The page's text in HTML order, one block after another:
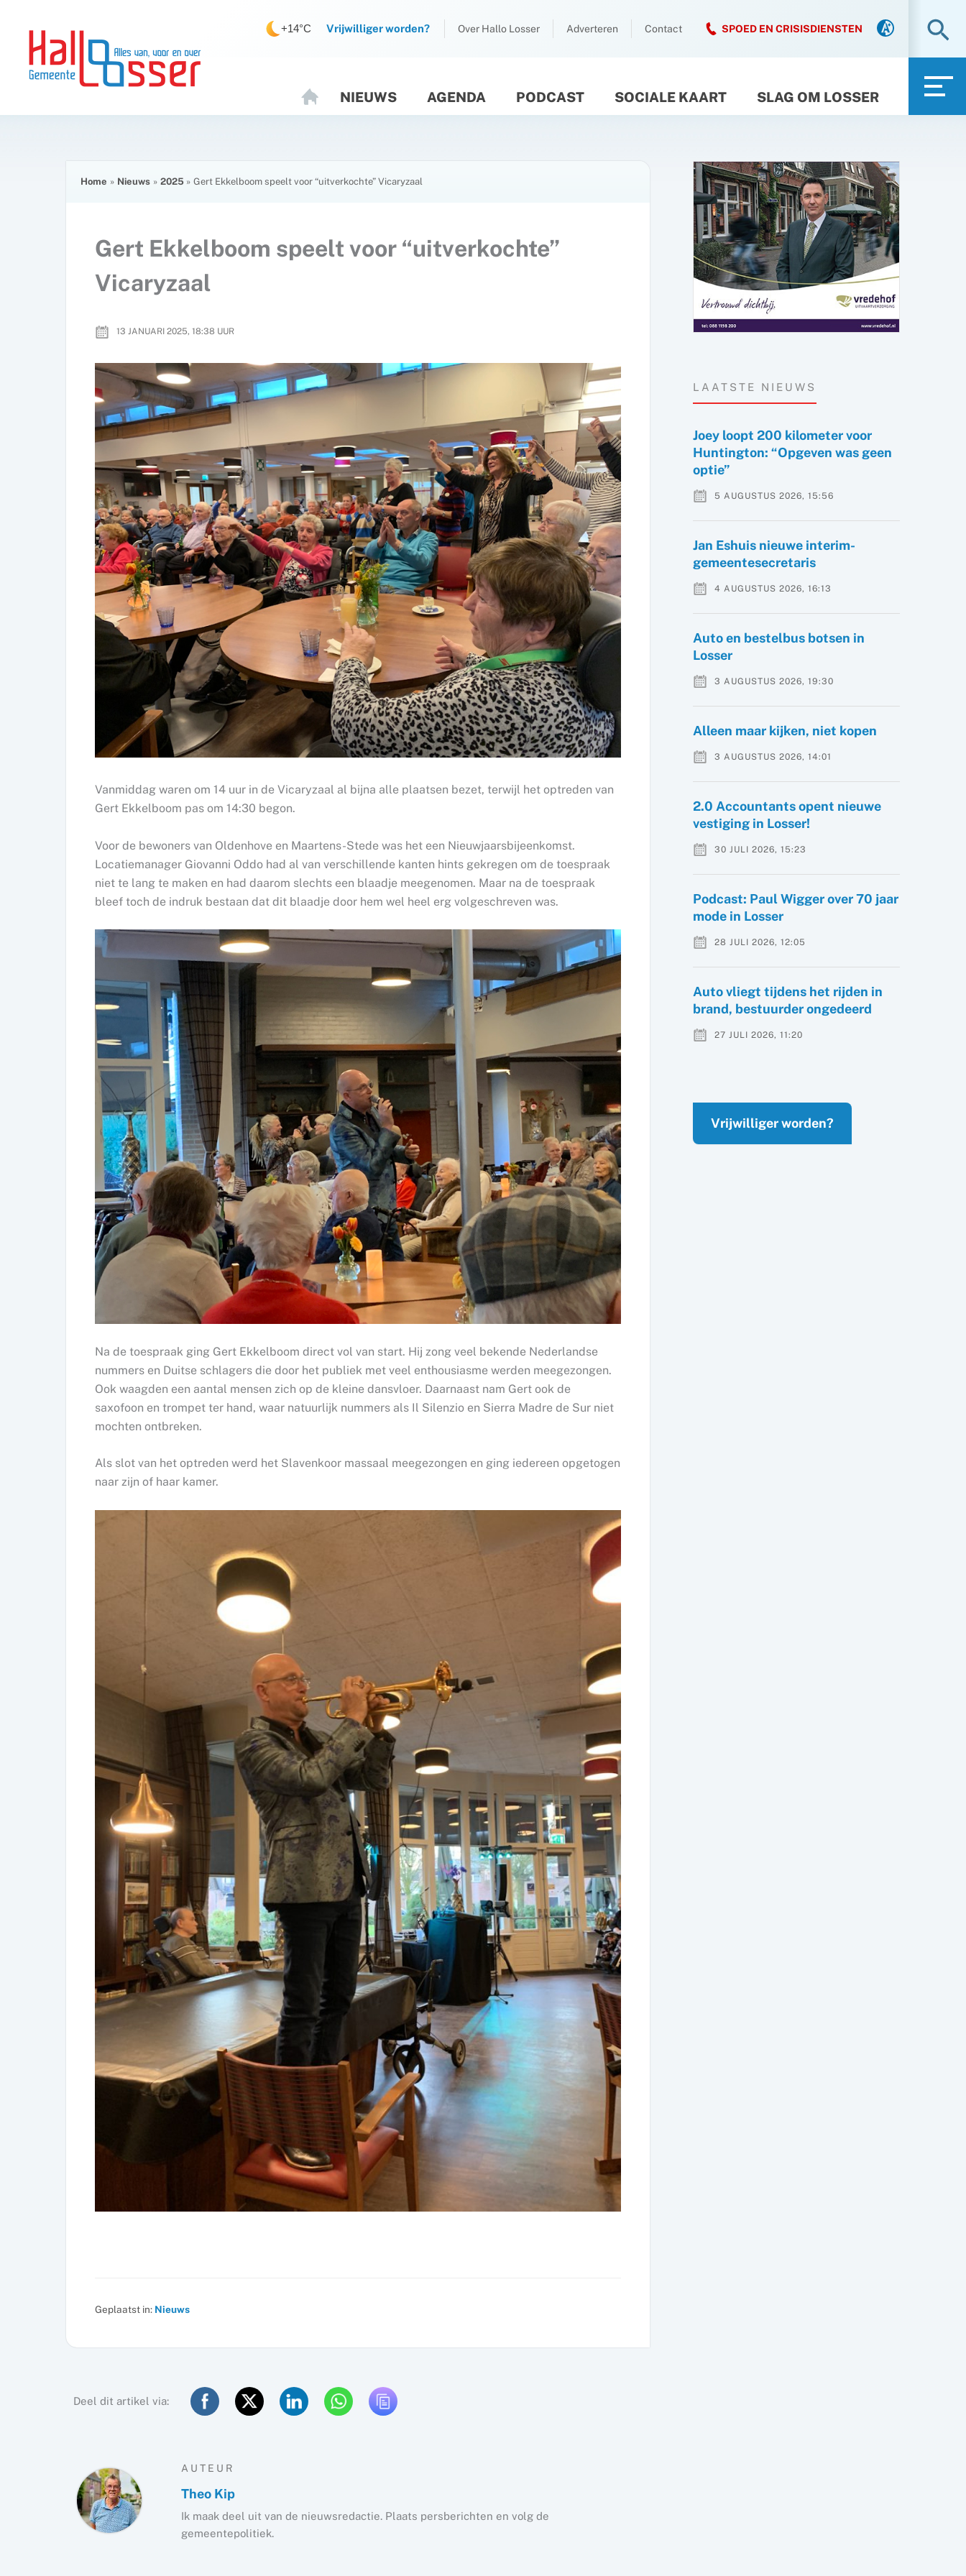
inhoud
inhoud
+14°C Vrijwilliger worden? Over Hallo Losser Adverteren Contact SPOED EN CRISISDIENSTEN
O
M
NIEUWS AGENDA PODCAST SOCIALE KAART SLAG OM LOSSER
Home Nieuws 2025 Gert Ekkelboom speelt voor “uitverkochte” Vicaryzaal
Gert Ekkelboom speelt voor “uitverkochte”
Vicaryzaal
13 JANUARI 2025, 18:38 UUR
Vanmiddag waren om 14 uur in de Vicaryzaal al bijna alle plaatsen bezet, terwijl het optreden van
Gert Ekkelboom pas om 14:30 begon.
Voor de bewoners van Oldenhove en Maartens-Stede was het een Nieuwjaarsbijeenkomst.
Locatiemanager Giovanni Oddo had al van verschillende kanten hints gekregen om de toespraak
niet te lang te maken en had daarom slechts een blaadje meegenomen. Maar na de toespraak
bleef toch de indruk bestaan dat dit blaadje door hem wel heel erg volgeschreven was.
Na de toespraak ging Gert Ekkelboom direct vol van start. Hij zong veel bekende Nederlandse
nummers en Duitse schlagers die door het publiek met veel enthousiasme werden meegezongen.
Ook waagden een aantal mensen zich op de kleine dansvloer. Daarnaast nam Gert ook de
saxofoon en trompet ter hand, waar natuurlijk nummers als Il Silenzio en Sierra Madre de Sur niet
mochten ontbreken.
Als slot van het optreden werd het Slavenkoor massaal meegezongen en ging iedereen opgetogen
naar zijn of haar kamer.
Geplaatst in: Nieuws
Deel dit artikel via:
AUTEUR
Theo Kip
Ik maak deel uit van de nieuwsredactie. Plaats persberichten en volg de
gemeentepolitiek.
LAATSTE NIEUWS
Joey loopt 200 kilometer voor
Huntington: “Opgeven was geen
optie”
5 AUGUSTUS 2026, 15:56
Jan Eshuis nieuwe interim-
gemeentesecretaris
4 AUGUSTUS 2026, 16:13
Auto en bestelbus botsen in
Losser
3 AUGUSTUS 2026, 19:30
Alleen maar kijken, niet kopen
3 AUGUSTUS 2026, 14:01
2.0 Accountants opent nieuwe
vestiging in Losser!
30 JULI 2026, 15:23
Podcast: Paul Wigger over 70 jaar
mode in Losser
28 JULI 2026, 12:05
Auto vliegt tijdens het rijden in
brand, bestuurder ongedeerd
27 JULI 2026, 11:20
Vrijwilliger worden?